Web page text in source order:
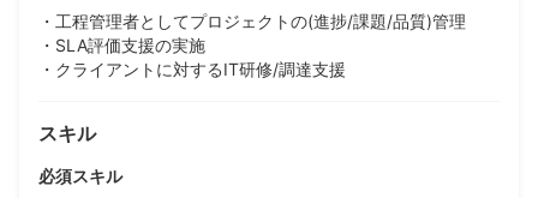
・工程管理者としてプロジェクトの(進捗/課題/品質)管理
・SLA評価支援の実施
・クライアントに対するIT研修/調達支援
スキル
必須スキル